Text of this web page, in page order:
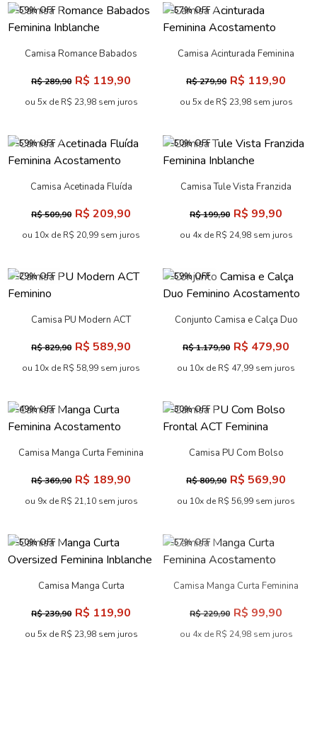
-59% OFF
Camisa Romance Babados
R$ 289,90 R$ 119,90
ou 5x de R$ 23,98 sem juros
-57% OFF
Camisa Acinturada Feminina
R$ 279,90 R$ 119,90
ou 5x de R$ 23,98 sem juros
-59% OFF
Camisa Acetinada Fluída
R$ 509,90 R$ 209,90
ou 10x de R$ 20,99 sem juros
-50% OFF
Camisa Tule Vista Franzida
R$ 199,90 R$ 99,90
ou 4x de R$ 24,98 sem juros
-29% OFF
Camisa PU Modern ACT
R$ 829,90 R$ 589,90
ou 10x de R$ 58,99 sem juros
-59% OFF
Conjunto Camisa e Calça Duo
R$ 1.179,90 R$ 479,90
ou 10x de R$ 47,99 sem juros
-49% OFF
Camisa Manga Curta Feminina
R$ 369,90 R$ 189,90
ou 9x de R$ 21,10 sem juros
-30% OFF
Camisa PU Com Bolso
R$ 809,90 R$ 569,90
ou 10x de R$ 56,99 sem juros
-50% OFF
Camisa Manga Curta
R$ 239,90 R$ 119,90
ou 5x de R$ 23,98 sem juros
-57% OFF
Camisa Manga Curta Feminina
R$ 229,90 R$ 99,90
ou 4x de R$ 24,98 sem juros